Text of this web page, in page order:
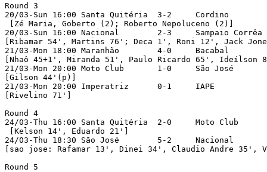
Round 3
20/03-Sun 16:00	Santa Quitéria	3-2	Cordino
[Zé Maria, Goberto (2); Roberto Nepoluceno (2)]
20/03-Sun 16:00	Nacional	2-3	Sampaio Corrêa
[Ribamar 54', Martins 76'; Deca 1', Roni 12', Jack
21/03-Mon 18:00	Maranhão	4-0	Bacabal
[Nhaô 45+1', Miranda 51', Paulo Ricardo 65', Ideílson
21/03-Mon 20:00	Moto Club	1-0	São José
[Gilson 44'(p)]
21/03-Mon 20:00	Imperatriz	0-1	IAPE
[Rivelino 71']
Round 4
24/03-Thu 16:00	Santa Quitéria	2-0	Moto Club
[Kelson 14', Eduardo 21']
24/03-Thu 18:30	São José	5-2	Nacional
[sao jose: Rafamar 13', Dinei 34', Claudio Andre
Round 5